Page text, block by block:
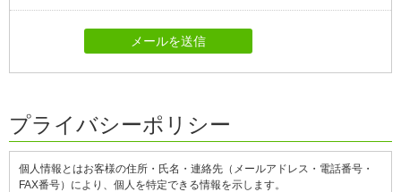
プライバシーポリシー
個人情報とはお客様の住所・氏名・連絡先（メールアドレス・電話番号・
FAX番号）により、個人を特定できる情報を示します。